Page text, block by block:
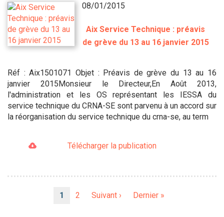
08/01/2015
Aix Service Technique : préavis
de grève du 13 au 16 janvier 2015
Réf : Aix1501071 Objet : Préavis de grève du 13 au 16
janvier 2015Monsieur le Directeur,En Août 2013,
l'administration et les OS représentant les IESSA du
service technique du CRNA-SE sont parvenu à un accord sur
la réorganisation du service technique du crna-se, au term
Télécharger la publication
Page
1 Page
2
Page
Suivant ›
Dernière
Dernier »